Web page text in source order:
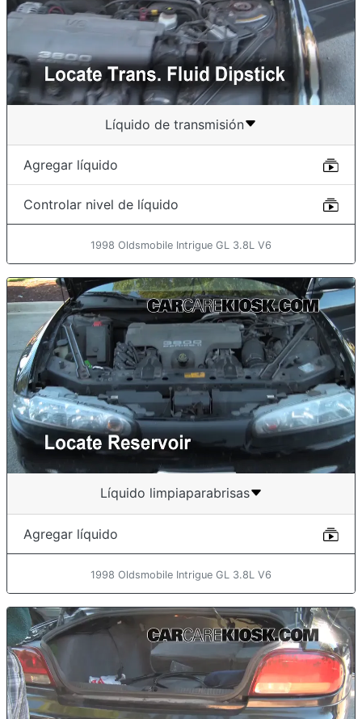
Líquido de transmisión
Agregar líquido
Controlar nivel de líquido
1998 Oldsmobile Intrigue GL 3.8L V6
Líquido limpiaparabrisas
Agregar líquido
1998 Oldsmobile Intrigue GL 3.8L V6